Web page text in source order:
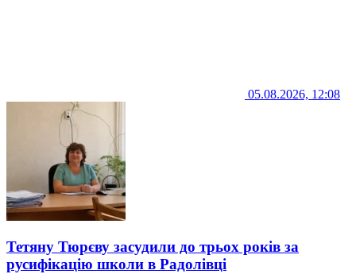
05.08.2026, 12:08
Тетяну Тюрєву засудили до трьох років за
русифікацію школи в Радолівці